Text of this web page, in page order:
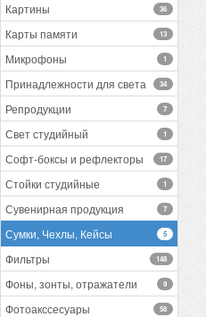
Картины 36
Карты памяти 13
Микрофоны 1
Принадлежности для света 34
Репродукции 7
Свет студийный 1
Софт-боксы и рефлекторы 17
Стойки студийные 1
Сувенирная продукция 7
Сумки, Чехлы, Кейсы 5
Фильтры 148
Фоны, зонты, отражатели 9
Фотоакссесуары 58